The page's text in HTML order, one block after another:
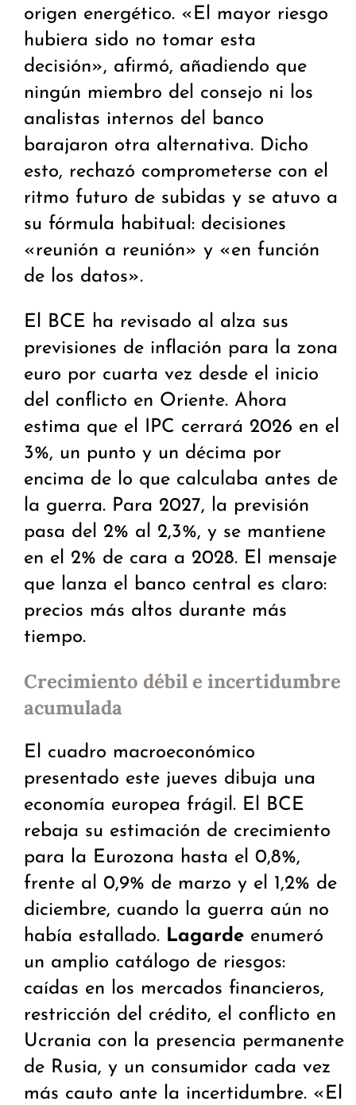
origen energético. «El mayor riesgo
hubiera sido no tomar esta
decisión», afirmó, añadiendo que
ningún miembro del consejo ni los
analistas internos del banco
barajaron otra alternativa. Dicho
esto, rechazó comprometerse con el
ritmo futuro de subidas y se atuvo a
su fórmula habitual: decisiones
«reunión a reunión» y «en función
de los datos».
El BCE ha revisado al alza sus
previsiones de inflación para la zona
euro por cuarta vez desde el inicio
del conflicto en Oriente. Ahora
estima que el IPC cerrará 2026 en el
3%, un punto y un décima por
encima de lo que calculaba antes de
la guerra. Para 2027, la previsión
pasa del 2% al 2,3%, y se mantiene
en el 2% de cara a 2028. El mensaje
que lanza el banco central es claro:
precios más altos durante más
tiempo.
Crecimiento débil e incertidumbre
acumulada
El cuadro macroeconómico
presentado este jueves dibuja una
economía europea frágil. El BCE
rebaja su estimación de crecimiento
para la Eurozona hasta el 0,8%,
frente al 0,9% de marzo y el 1,2% de
diciembre, cuando la guerra aún no
había estallado. Lagarde enumeró
un amplio catálogo de riesgos:
caídas en los mercados financieros,
restricción del crédito, el conflicto en
Ucrania con la presencia permanente
de Rusia, y un consumidor cada vez
más cauto ante la incertidumbre. «El